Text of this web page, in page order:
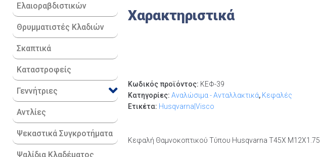
Ελαιοραβδιστικών
Θρυμματιστές Κλαδιών
Σκαπτικά
Καταστροφείς
Γεννήτριες
Αντλίες
Ψεκαστικά Συγκροτήματα
Ψαλίδια Κλαδέματος
Χαρακτηριστικά
Κωδικός προϊόντος: ΚΕΦ-39
Κατηγορίες:Αναλώσιμα - Ανταλλακτικά, Κεφαλές
Ετικέτα: Husqvarna|Visco
Κεφαλή Θαμνοκοπτικού Τύπου Husqvarna T45X M12X1.75